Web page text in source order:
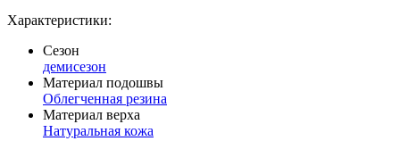
Характеристики:
Сезон
демисезон
Материал подошвы
Облегченная резина
Материал верха
Натуральная кожа